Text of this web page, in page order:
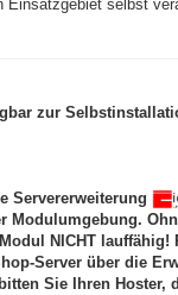
Einsatzgebiet selbst
zur
Servererweiterung
Modulumgebung.
NICHT lauffähig!
Server über die
Sie Ihren Hoster,